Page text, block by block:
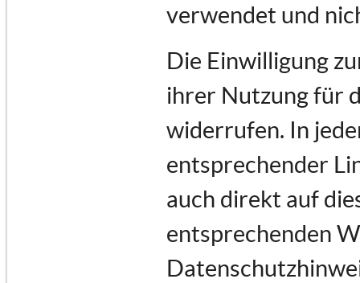
verwendet und
Die Einwilligung
ihrer Nutzung für
widerrufen. In
entsprechender
auch direkt auf
entsprechenden